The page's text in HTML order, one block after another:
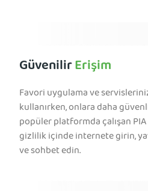
GüvenilirErişim
Favori uygulama ve
kullanırken, onlara daha
popüler platformda çalışan
gizlilik içinde internete girin,
ve sohbet edin.